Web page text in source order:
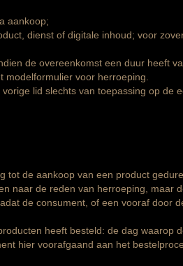
aankoop;
dienst of digitale inhoud; voor
de overeenkomst een duur heeft
voor herroeping.
lid slechts van toepassing op de
tot de aankoop van een product
naar de reden van herroeping, maar
de consument, of een vooraf door
heeft besteld: de dag
hier voorafgaand aan het